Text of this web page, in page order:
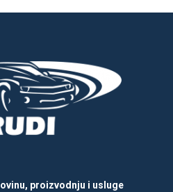
proizvodnju i usluge